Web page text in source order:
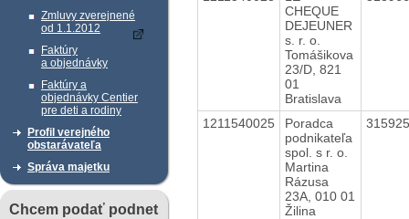
Zmluvy zverejnené
od 1.1.2012
Faktúry
a objednávky
Faktúry a
objednávky Centier
pre deti a rodiny
Profil verejného
obstarávateľa
Správa majetku
Chcem podať podnet
CHEQUE
DEJEUNER
s. r. o.
Tomášikova
23/D, 821
01
Bratislava
1211540025
Poradca
podnikateľa
spol. s r. o.
Martina
Rázusa
23A, 010 01
Žilina